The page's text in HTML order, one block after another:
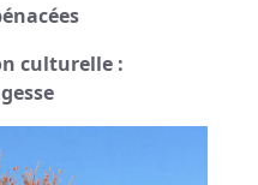
culturelle :